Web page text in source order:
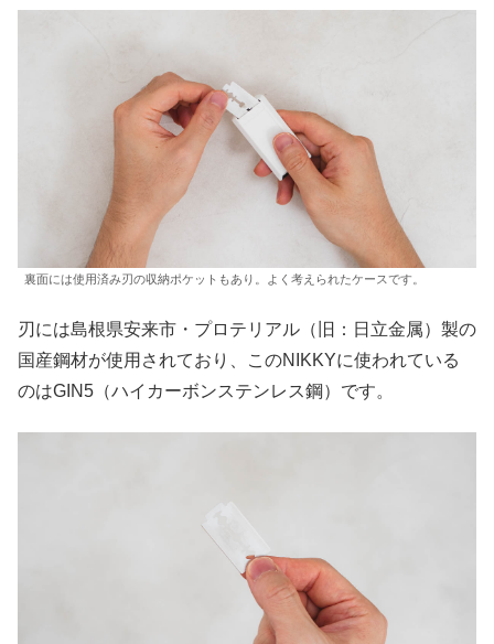
裏面には使用済み刃の収納ポケットもあり。よく考えられたケースです。
刃には島根県安来市・プロテリアル（旧：日立金属）製の
国産鋼材が使用されており、このNIKKYに使われている
のはGIN5（ハイカーボンステンレス鋼）です。